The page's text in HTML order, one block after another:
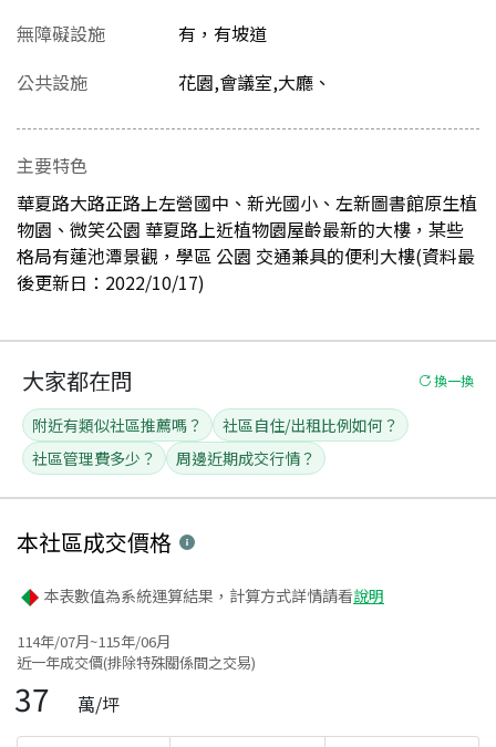
無障礙設施
有，有坡道
公共設施
花園,會議室,大廳、
主要特色
華夏路大路正路上左營國中、新光國小、左新圖書館原生植
物園、微笑公園 華夏路上近植物園屋齡最新的大樓，某些
格局有蓮池潭景觀，學區 公園 交通兼具的便利大樓(資料最
後更新日：2022/10/17)
大家都在問 換一換
附近有類似社區推薦嗎？
社區自住/出租比例如何？
社區管理費多少？
周邊近期成交行情？
本社區成交價格
本表數值為系統運算結果，計算方式詳情請看說明
114年/07月~115年/06月
近一年成交價(排除特殊關係間之交易)
37 萬/坪